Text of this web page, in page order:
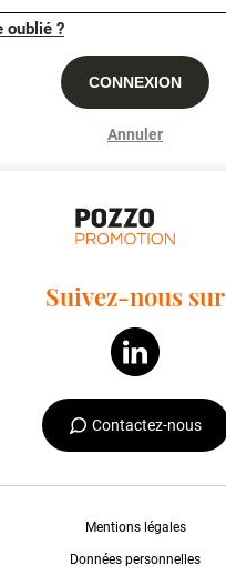
oublié ?
CONNEXION
Annuler
Suivez-nous sur
Contactez-nous
Mentions légales
Données personnelles